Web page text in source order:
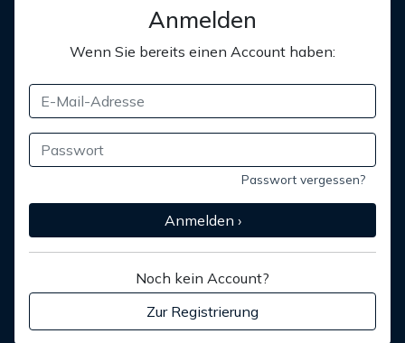
Anmelden
Wenn Sie bereits einen Account haben:
Passwort vergessen?
Anmelden ›
Noch kein Account?
Zur Registrierung